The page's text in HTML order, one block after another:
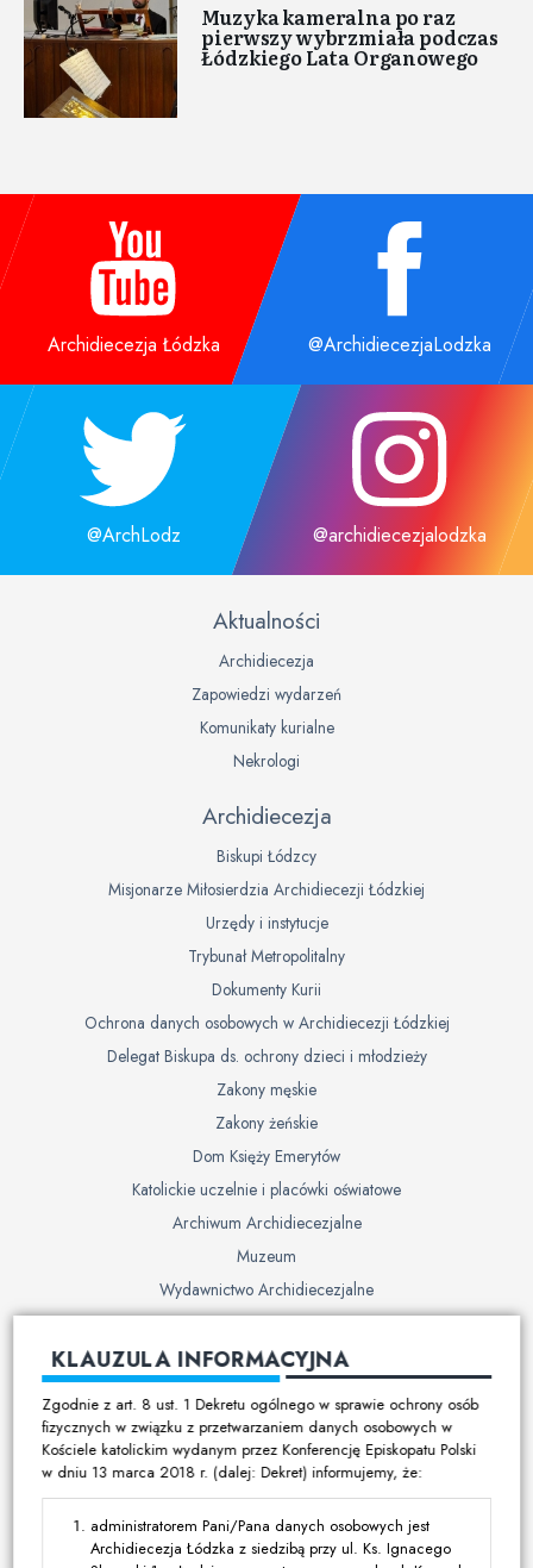
Muzyka kameralna po raz
pierwszy wybrzmiała podczas
Łódzkiego Lata Organowego
Archidiecezja Łódzka @ArchidiecezjaLodzka
@ArchLodz @archidiecezjalodzka
Aktualności
Archidiecezja
Zapowiedzi wydarzeń
Komunikaty kurialne
Nekrologi
Archidiecezja
Biskupi Łódzcy
Misjonarze Miłosierdzia Archidiecezji Łódzkiej
Urzędy i instytucje
Trybunał Metropolitalny
Dokumenty Kurii
Ochrona danych osobowych w Archidiecezji Łódzkiej
Delegat Biskupa ds. ochrony dzieci i młodzieży
Zakony męskie
Zakony żeńskie
Dom Księży Emerytów
Katolickie uczelnie i placówki oświatowe
Archiwum Archidiecezjalne
Muzeum
Wydawnictwo Archidiecezjalne
Cmentarze
Duszpasterstwo
Program duszpasterski
Kalendarz pracy duszpasterskiej
Duszpasterstwo specjalistyczne
Ruchy i stowarzyszenia
KLAUZULA INFORMACYJNA
Zgodnie z art. 8 ust. 1 Dekretu ogólnego w sprawie ochrony osób
fizycznych w związku z przetwarzaniem danych osobowych w
Kościele katolickim wydanym przez Konferencję Episkopatu Polski
w dniu 13 marca 2018 r. (dalej: Dekret) informujemy, że:
administratorem Pani/Pana danych osobowych jest
Archidiecezja Łódzka z siedzibą przy ul. Ks. Ignacego